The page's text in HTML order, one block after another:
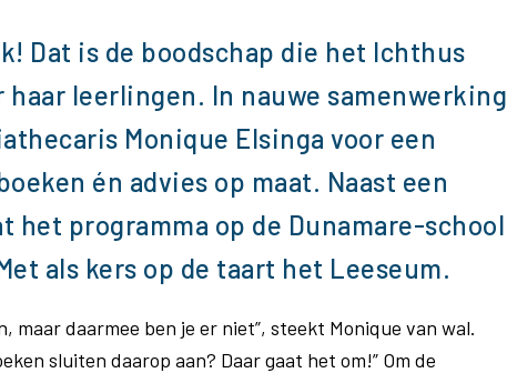
Dat is de boodschap die het Ichthus
haar leerlingen. In nauwe samenwerking
Monique Elsinga voor een
én advies op maat. Naast een
programma op de Dunamare-school
als kers op de taart het Leeseum.
daarmee ben je er niet”, steekt Monique van wal.
sluiten daarop aan? Daar gaat het om!” Om de